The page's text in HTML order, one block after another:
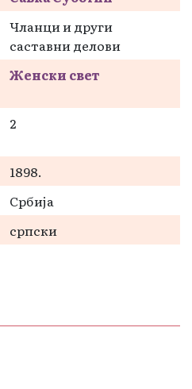
Чланци и други
саставни делови
Женски свет
2
1898.
Србија
српски